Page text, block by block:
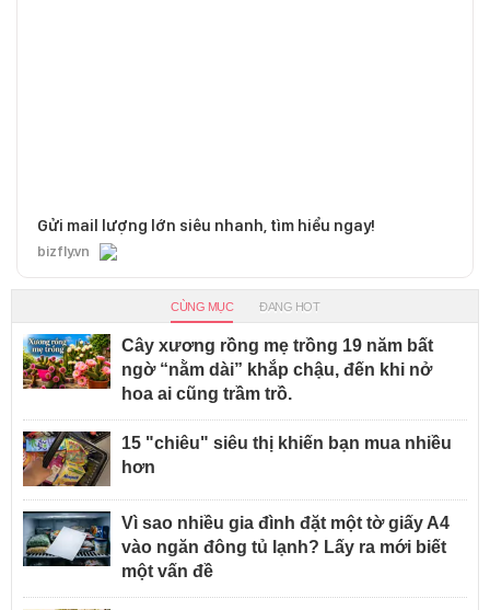
Gửi mail lượng lớn siêu nhanh, tìm hiểu ngay!
bizfly.vn
CÙNG MỤC ĐANG HOT
Cây xương rồng mẹ trồng 19 năm bất
ngờ “nằm dài” khắp chậu, đến khi nở
hoa ai cũng trầm trồ.
15 "chiêu" siêu thị khiến bạn mua nhiều
hơn
Vì sao nhiều gia đình đặt một tờ giấy A4
vào ngăn đông tủ lạnh? Lấy ra mới biết
một vấn đề